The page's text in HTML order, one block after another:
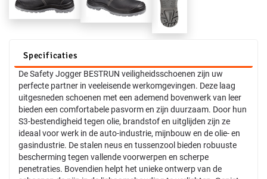
Specificaties
De Safety Jogger BESTRUN veiligheidsschoenen zijn uw
perfecte partner in veeleisende werkomgevingen. Deze laag
uitgesneden schoenen met een ademend bovenwerk van leer
bieden een comfortabele pasvorm en zijn duurzaam. Door hun
S3-bestendigheid tegen olie, brandstof en uitglijden zijn ze
ideaal voor werk in de auto-industrie, mijnbouw en de olie- en
gasindustrie. De stalen neus en tussenzool bieden robuuste
bescherming tegen vallende voorwerpen en scherpe
penetraties. Bovendien helpt het unieke ontwerp van de